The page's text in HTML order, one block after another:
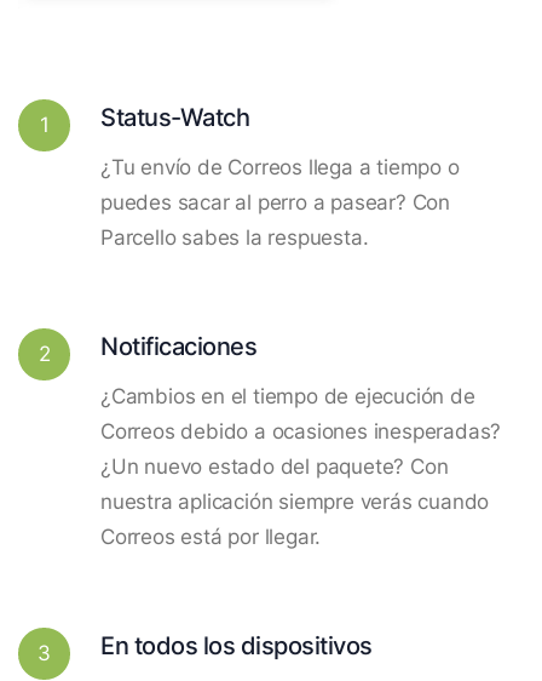
1 Status-Watch
¿Tu envío de Correos llega a tiempo o
puedes sacar al perro a pasear? Con
Parcello sabes la respuesta.
2 Notificaciones
¿Cambios en el tiempo de ejecución de
Correos debido a ocasiones inesperadas?
¿Un nuevo estado del paquete? Con
nuestra aplicación siempre verás cuando
Correos está por llegar.
3 En todos los dispositivos